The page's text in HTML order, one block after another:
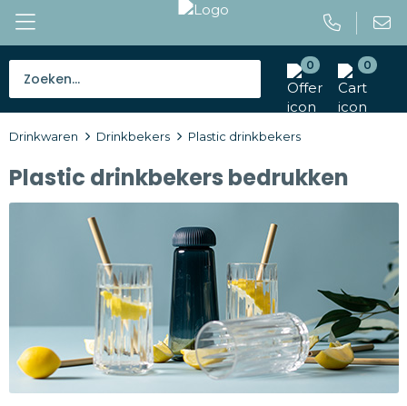
0 0
Caps en mutsen
Giveaways
Drinkwaren
Outdoor en vrije tijd
Drinkwaren Drinkbekers Plastic drinkbekers
Plastic drinkbekers bedrukken